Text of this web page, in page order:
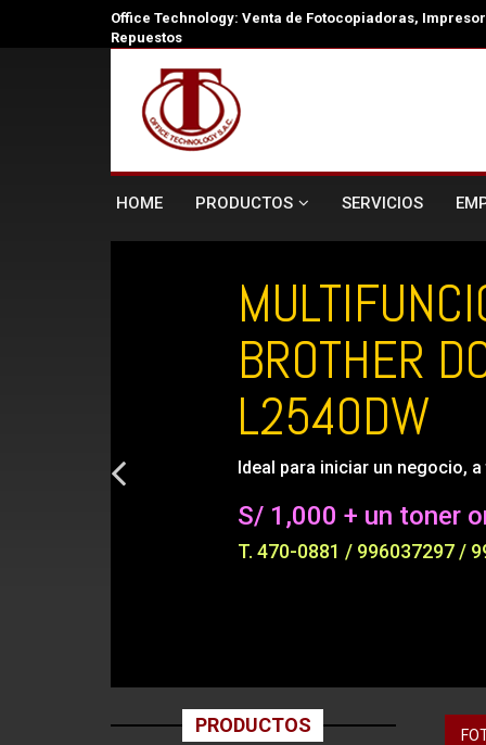
Office Technology: Venta de Fotocopiadoras,
Repuestos
HOME PRODUCTOS SERVICIOS
BROTHER
L2540DW
Ideal para iniciar un negocio,
S/ 1,000 + un toner
T. 470-0881 / 996037297 /
PRODUCTOS